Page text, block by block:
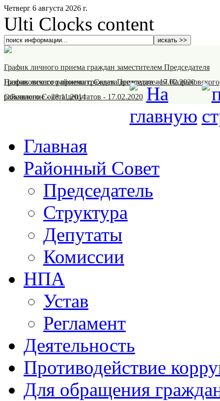
Четверг 6 августа 2026 г.
Ulti Clocks content
График личного приема граждан заместителем Председателя
Назрановского районного Совета депутатов-17.02.2020
График личного приема граждан Председателем Назрановского
районного Совета депутатов - 17.02.2020
Объявление-28.11.2014
Главная
Районный Совет
Председатель
Структура
Депутаты
Комиссии
НПА
Устав
Регламент
Деятельность
Противодействие
Для обращения